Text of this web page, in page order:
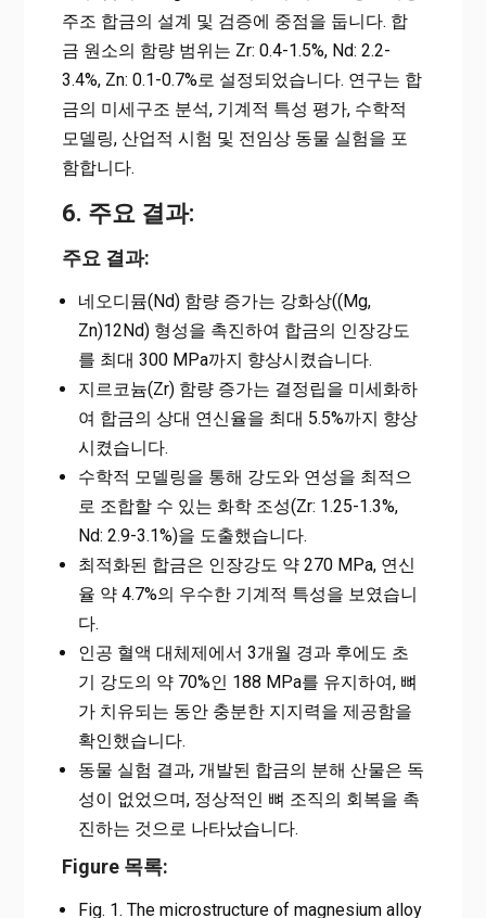
주조 합금의 설계 및 검증에 중점을 둡니다. 합
금 원소의 함량 범위는 Zr: 0.4-1.5%, Nd: 2.2-
3.4%, Zn: 0.1-0.7%로 설정되었습니다. 연구는 합
금의 미세구조 분석, 기계적 특성 평가, 수학적
모델링, 산업적 시험 및 전임상 동물 실험을 포
함합니다.
6. 주요 결과:
주요 결과:
네오디뮴(Nd) 함량 증가는 강화상((Mg,
Zn)12Nd) 형성을 촉진하여 합금의 인장강도
를 최대 300 MPa까지 향상시켰습니다.
지르코늄(Zr) 함량 증가는 결정립을 미세화하
여 합금의 상대 연신율을 최대 5.5%까지 향상
시켰습니다.
수학적 모델링을 통해 강도와 연성을 최적으
로 조합할 수 있는 화학 조성(Zr: 1.25-1.3%,
Nd: 2.9-3.1%)을 도출했습니다.
최적화된 합금은 인장강도 약 270 MPa, 연신
율 약 4.7%의 우수한 기계적 특성을 보였습니
다.
인공 혈액 대체제에서 3개월 경과 후에도 초
기 강도의 약 70%인 188 MPa를 유지하여, 뼈
가 치유되는 동안 충분한 지지력을 제공함을
확인했습니다.
동물 실험 결과, 개발된 합금의 분해 산물은 독
성이 없었으며, 정상적인 뼈 조직의 회복을 촉
진하는 것으로 나타났습니다.
Figure 목록:
Fig. 1. The microstructure of magnesium alloy